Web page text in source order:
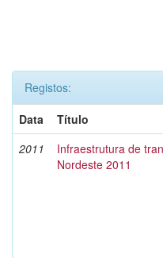
Registos:
Data
Título
2011
Infraestrutura de
Nordeste 2011